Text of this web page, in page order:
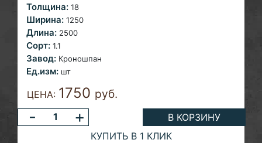
Толщина: 18
Ширина: 1250
Длина: 2500
Сорт: 1.1
Завод: Кроношпан
Ед.изм: шт
ЦЕНА: 1750 руб.
- +
В КОРЗИНУ
КУПИТЬ В 1 КЛИК